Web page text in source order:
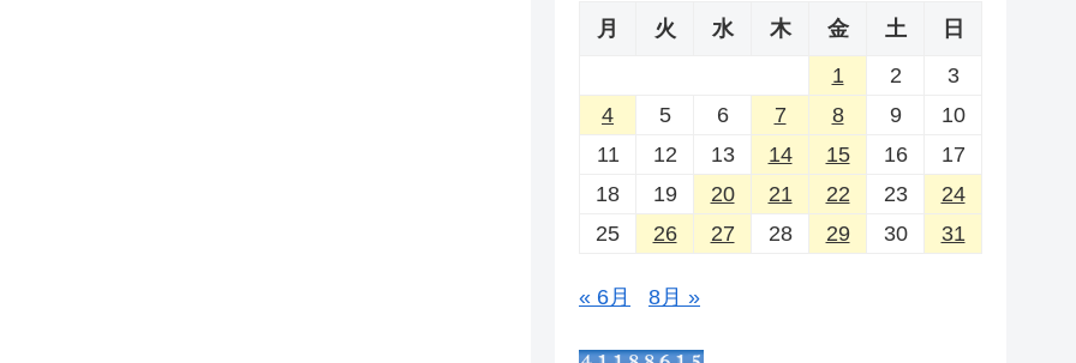
月
火 水 木 金 土
日
1
2
3
4
5 6 7 8 9
10
11
12 13 14 15 16
17
18
19 20 21 22 23
24
25
26 27 28 29 30 31
« 6月 8月 »